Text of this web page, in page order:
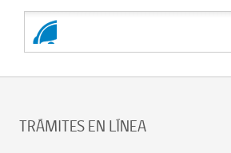
TRÁMITES EN LÍNEA